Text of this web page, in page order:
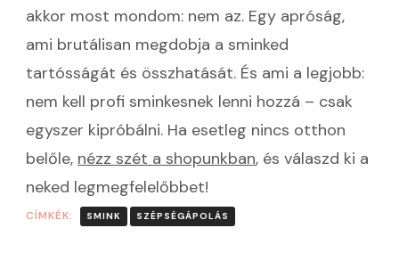
akkor most mondom: nem az. Egy apróság,
ami brutálisan megdobja a sminked
tartósságát és összhatását. És ami a legjobb:
nem kell profi sminkesnek lenni hozzá – csak
egyszer kipróbálni. Ha esetleg nincs otthon
belőle, nézz szét a shopunkban, és válaszd ki a
neked legmegfelelőbbet!
CÍMKÉK: SMINK SZÉPSÉGÁPOLÁS